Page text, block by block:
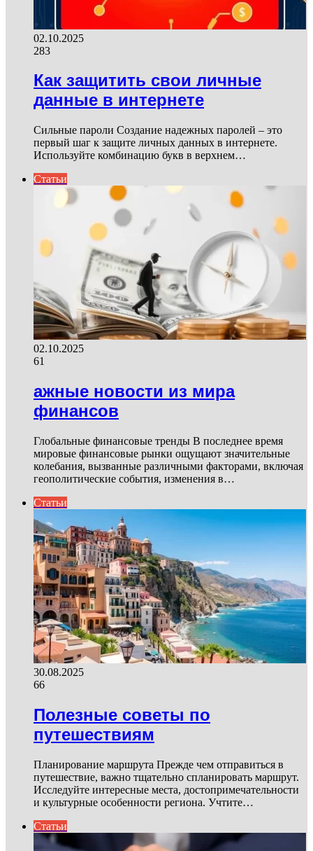
02.10.2025
283
Как защитить свои личные
данные в интернете
Сильные пароли Создание надежных паролей – это
первый шаг к защите личных данных в интернете.
Используйте комбинацию букв в верхнем…
Статьи
02.10.2025
61
ажные новости из мира
финансов
Глобальные финансовые тренды В последнее время
мировые финансовые рынки ощущают значительные
колебания, вызванные различными факторами, включая
геополитические события, изменения в…
Статьи
30.08.2025
66
Полезные советы по
путешествиям
Планирование маршрута Прежде чем отправиться в
путешествие, важно тщательно спланировать маршрут.
Исследуйте интересные места, достопримечательности
и культурные особенности региона. Учтите…
Статьи